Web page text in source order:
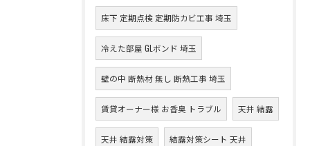
床下 定期点検 定期防カビ工事 埼玉
冷えた部屋 GLボンド 埼玉
壁の中 断熱材 無し 断熱工事 埼玉
賃貸オーナー様 お香臭 トラブル 天井 結露
天井 結露対策 結露対策シート 天井